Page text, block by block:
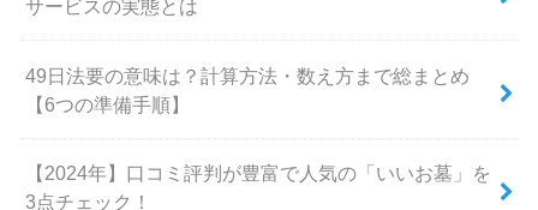
サービスの実態とは
49日法要の意味は？計算方法・数え方まで総まとめ
【6つの準備手順】
【2024年】口コミ評判が豊富で人気の「いいお墓」を
3点チェック！